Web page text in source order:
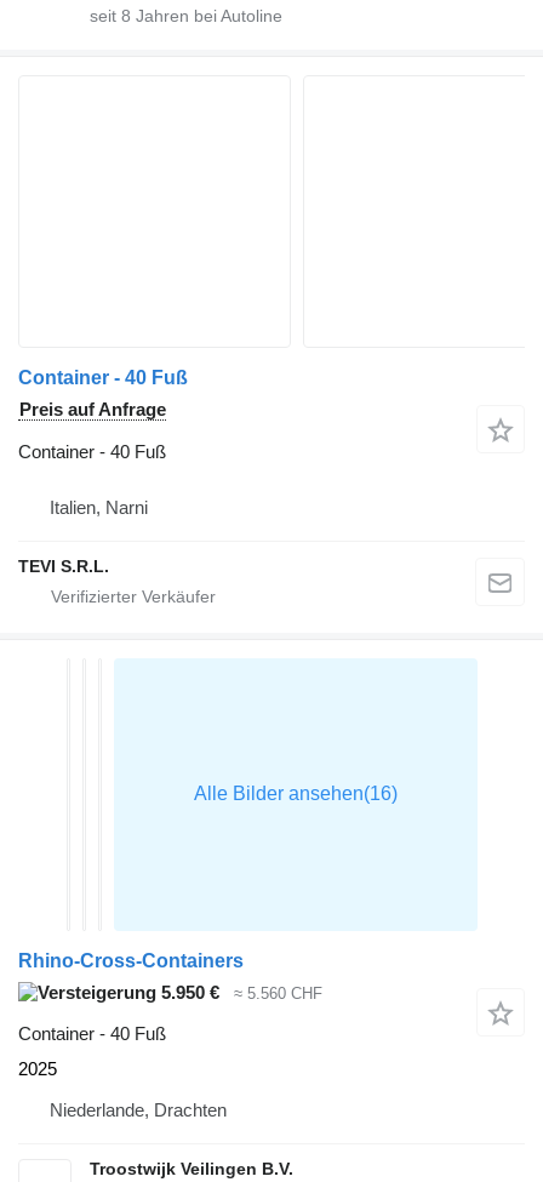
seit 8 Jahren bei Autoline
Container - 40 Fuß
Preis auf Anfrage
Container - 40 Fuß
Italien, Narni
TEVI S.R.L.
Rhino-Cross-Containers
5.950 €
≈ 5.560 CHF
Container - 40 Fuß
2025
Niederlande, Drachten
Troostwijk Veilingen B.V.